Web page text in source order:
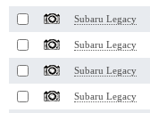
Subaru Legacy
Subaru Legacy
Subaru Legacy
Subaru Legacy